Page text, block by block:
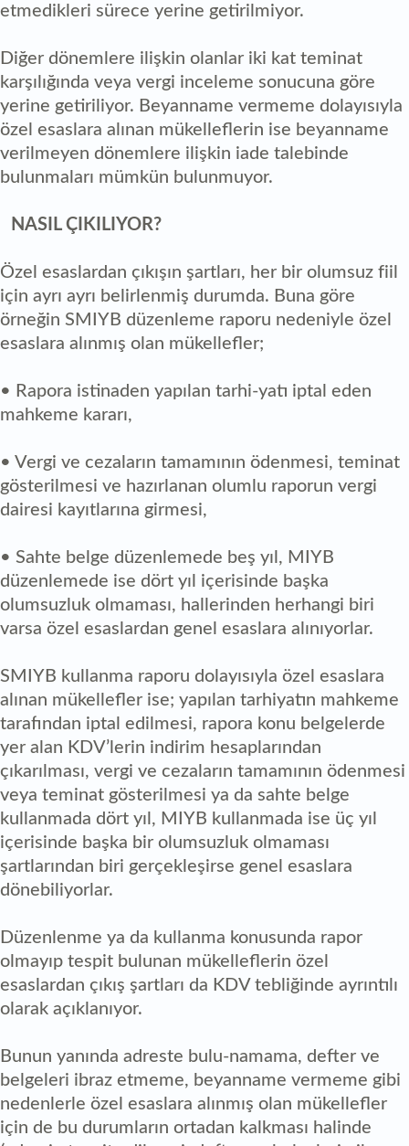
etmedikleri sürece yerine getirilmiyor.
Diğer dönemlere ilişkin olanlar iki kat teminat
karşılığında veya vergi inceleme sonucuna göre
yerine getiriliyor. Beyanname vermeme dolayısıyla
özel esaslara alınan mükelleflerin ise beyanname
verilmeyen dönemlere ilişkin iade talebinde
bulunmaları mümkün bulunmuyor.
NASIL ÇIKILIYOR?
Özel esaslardan çıkışın şartları, her bir olumsuz fiil
için ayrı ayrı belirlenmiş durumda. Buna göre
örneğin SMIYB düzenleme raporu nedeniyle özel
esaslara alınmış olan mükellefler;
• Rapora istinaden yapılan tarhi-yatı iptal eden
mahkeme kararı,
• Vergi ve cezaların tamamının ödenmesi, teminat
gösterilmesi ve hazırlanan olumlu raporun vergi
dairesi kayıtlarına girmesi,
• Sahte belge düzenlemede beş yıl, MIYB
düzenlemede ise dört yıl içerisinde başka
olumsuzluk olmaması, hallerinden herhangi biri
varsa özel esaslardan genel esaslara alınıyorlar.
SMIYB kullanma raporu dolayısıyla özel esaslara
alınan mükellefler ise; yapılan tarhiyatın mahkeme
tarafından iptal edilmesi, rapora konu belgelerde
yer alan KDV’lerin indirim hesaplarından
çıkarılması, vergi ve cezaların tamamının ödenmesi
veya teminat gösterilmesi ya da sahte belge
kullanmada dört yıl, MIYB kullanmada ise üç yıl
içerisinde başka bir olumsuzluk olmaması
şartlarından biri gerçekleşirse genel esaslara
dönebiliyorlar.
Düzenlenme ya da kullanma konusunda rapor
olmayıp tespit bulunan mükelleflerin özel
esaslardan çıkış şartları da KDV tebliğinde ayrıntılı
olarak açıklanıyor.
Bunun yanında adreste bulu-namama, defter ve
belgeleri ibraz etmeme, beyanname vermeme gibi
nedenlerle özel esaslara alınmış olan mükellefler
için de bu durumların ortadan kalkması halinde